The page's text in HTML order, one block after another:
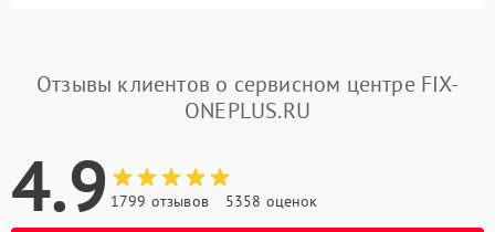
Отзывы клиентов о сервисном центре FIX-
ONEPLUS.RU
4.9 1799 отзывов 5358 оценок